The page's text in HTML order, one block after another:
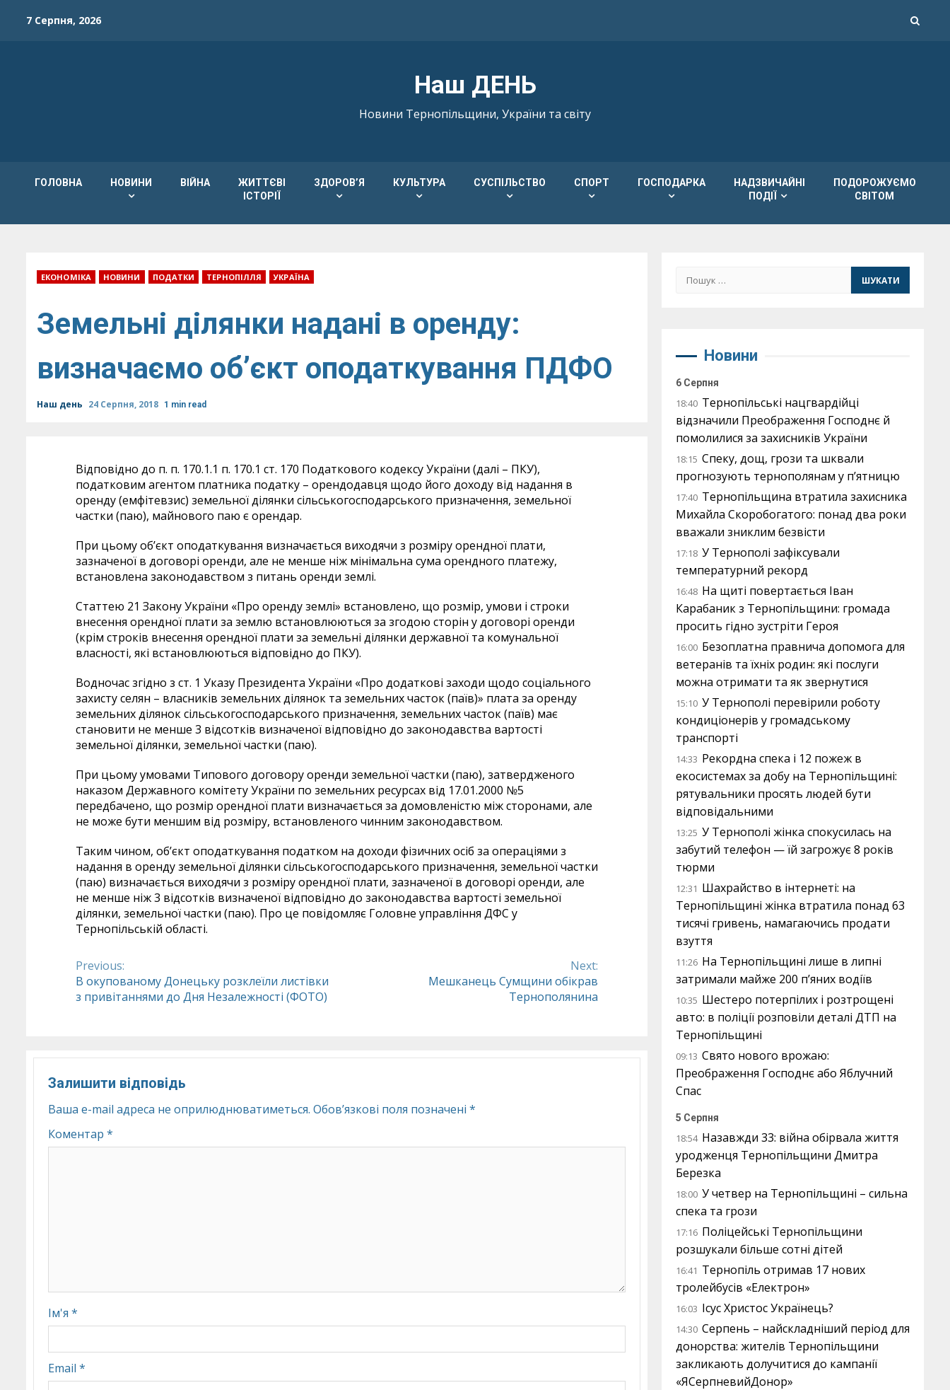
7 Серпня, 2026
Наш ДЕНЬ
Новини Тернопільщини, України та світу
ГОЛОВНА НОВИНИ ВІЙНА
ЖИТТЄВІ
ІСТОРІЇ
ЗДОРОВ’Я КУЛЬТУРА СУСПІЛЬСТВО СПОРТ ГОСПОДАРКА
НАДЗВИЧАЙНІ
ПОДІЇ
ПОДОРОЖУЄМО
СВІТОМ
ЕКОНОМІКА НОВИНИ ПОДАТКИ ТЕРНОПІЛЛЯ УКРАЇНА
Земельні ділянки надані в оренду:
визначаємо об’єкт оподаткування ПДФО
Наш день 24 Серпня, 2018 1 min read
Відповідно до п. п. 170.1.1 п. 170.1 ст. 170 Податкового кодексу України (далі – ПКУ),
податковим агентом платника податку – орендодавця щодо його доходу від надання в
оренду (емфітевзис) земельної ділянки сільськогосподарського призначення, земельної
частки (паю), майнового паю є орендар.
При цьому об’єкт оподаткування визначається виходячи з розміру орендної плати,
зазначеної в договорі оренди, але не менше ніж мінімальна сума орендного платежу,
встановлена законодавством з питань оренди землі.
Статтею 21 Закону України «Про оренду землі» встановлено, що розмір, умови і строки
внесення орендної плати за землю встановлюються за згодою сторін у договорі оренди
(крім строків внесення орендної плати за земельні ділянки державної та комунальної
власності, які встановлюються відповідно до ПКУ).
Водночас згідно з ст. 1 Указу Президента України «Про додаткові заходи щодо соціального
захисту селян – власників земельних ділянок та земельних часток (паїв)» плата за оренду
земельних ділянок сільськогосподарського призначення, земельних часток (паїв) має
становити не менше 3 відсотків визначеної відповідно до законодавства вартості
земельної ділянки, земельної частки (паю).
При цьому умовами Типового договору оренди земельної частки (паю), затвердженого
наказом Державного комітету України по земельних ресурсах від 17.01.2000 №5
передбачено, що розмір орендної плати визначається за домовленістю між сторонами, але
не може бути меншим від розміру, встановленого чинним законодавством.
Таким чином, об’єкт оподаткування податком на доходи фізичних осіб за операціями з
надання в оренду земельної ділянки сільськогосподарського призначення, земельної частки
(паю) визначається виходячи з розміру орендної плати, зазначеної в договорі оренди, але
не менше ніж 3 відсотків визначеної відповідно до законодавства вартості земельної
ділянки, земельної частки (паю). Про це повідомляє Головне управління ДФС у
Тернопільській області.
Continue
Reading
Previous:
В окупованому Донецьку розклеїли листівки
з привітаннями до Дня Незалежності (ФОТО)
Next:
Мешканець Сумщини обікрав
Тернополянина
Залишити відповідь
Ваша e-mail адреса не оприлюднюватиметься. Обов’язкові поля позначені *
Коментар *
Ім'я *
Email *
Пошук:
Новини
6 Серпня
18:40 Тернопільські нацгвардійці
відзначили Преображення Господнє й
помолилися за захисників України
18:15 Спеку, дощ, грози та шквали
прогнозують тернополянам у п’ятницю
17:40 Тернопільщина втратила захисника
Михайла Скоробогатого: понад два роки
вважали зниклим безвісти
17:18 У Тернополі зафіксували
температурний рекорд
16:48 На щиті повертається Іван
Карабаник з Тернопільщини: громада
просить гідно зустріти Героя
16:00 Безоплатна правнича допомога для
ветеранів та їхніх родин: які послуги
можна отримати та як звернутися
15:10 У Тернополі перевірили роботу
кондиціонерів у громадському
транспорті
14:33 Рекордна спека і 12 пожеж в
екосистемах за добу на Тернопільщині:
рятувальники просять людей бути
відповідальними
13:25 У Тернополі жінка спокусилась на
забутий телефон — їй загрожує 8 років
тюрми
12:31 Шахрайство в інтернеті: на
Тернопільщині жінка втратила понад 63
тисячі гривень, намагаючись продати
взуття
11:26 На Тернопільщині лише в липні
затримали майже 200 п’яних водіїв
10:35 Шестеро потерпілих і розтрощені
авто: в поліції розповіли деталі ДТП на
Тернопільщині
09:13 Свято нового врожаю:
Преображення Господнє або Яблучний
Спас
5 Серпня
18:54 Назавжди 33: війна обірвала життя
уродженця Тернопільщини Дмитра
Березка
18:00 У четвер на Тернопільщині – сильна
спека та грози
17:16 Поліцейські Тернопільщини
розшукали більше сотні дітей
16:41 Тернопіль отримав 17 нових
тролейбусів «Електрон»
16:03 Ісус Христос Українець?
14:30 Серпень – найскладніший період для
донорства: жителів Тернопільщини
закликають долучитися до кампанії
«ЯСерпневийДонор»